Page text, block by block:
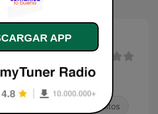
Bueno en vivo
ser contado
Contemporánea para adultos
APP